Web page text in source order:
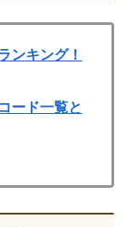
ンキング！
ード一覧と